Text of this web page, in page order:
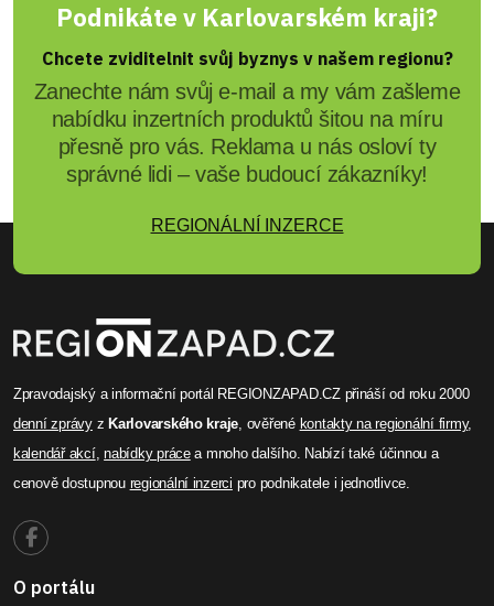
Podnikáte v Karlovarském kraji?
Chcete zviditelnit svůj byznys v našem regionu?
Zanechte nám svůj e-mail a my vám zašleme
nabídku inzertních produktů šitou na míru
přesně pro vás. Reklama u nás osloví ty
správné lidi – vaše budoucí zákazníky!
REGIONÁLNÍ INZERCE
Zpravodajský a informační portál REGIONZAPAD.CZ přináší od roku 2000
denní zprávyz Karlovarského kraje, ověřené kontakty na regionální firmy,
kalendář akcí,nabídky prácea mnoho dalšího. Nabízí také účinnou a
cenově dostupnou regionální inzerci pro podnikatele i jednotlivce.
O portálu